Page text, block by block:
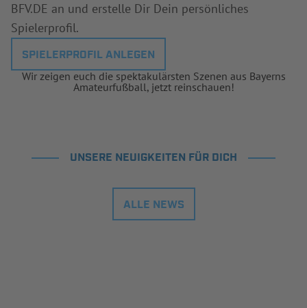
BFV.DE an und erstelle Dir Dein persönliches
Spielerprofil.
SPIELERPROFIL ANLEGEN
Wir zeigen euch die spektakulärsten Szenen aus Bayerns
Amateurfußball, jetzt reinschauen!
UNSERE NEUIGKEITEN FÜR DICH
ALLE NEWS